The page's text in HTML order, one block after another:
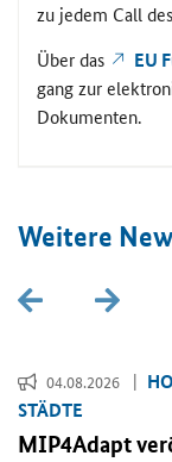
zu jedem Call
Über das
EU
gang zur
Do­ku­men­ten.
Wei­te­re
04.08.2026
STÄD­TE
MIP4Adapt